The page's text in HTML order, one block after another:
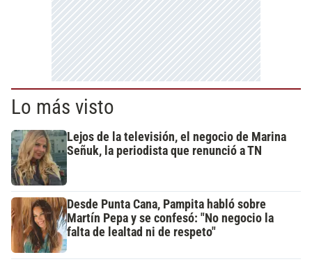
Lo más visto
Lejos de la televisión, el negocio de Marina
Señuk, la periodista que renunció a TN
Desde Punta Cana, Pampita habló sobre
Martín Pepa y se confesó: "No negocio la
falta de lealtad ni de respeto"